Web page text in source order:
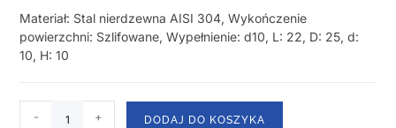
Materiał: Stal nierdzewna AISI 304, Wykończenie
powierzchni: Szlifowane, Wypełnienie: d10, L: 22, D: 25, d:
10, H: 10
- + DODAJ DO KOSZYKA